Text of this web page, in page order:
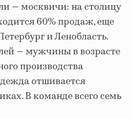
— москвичи: на столицу
60% продаж, еще
и Ленобласть.
— мужчины в возрасте
производства
отшивается
В команде всего семь